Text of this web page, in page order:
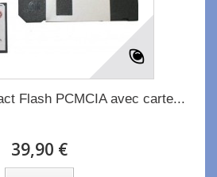
Flash PCMCIA avec carte...
39,90 €